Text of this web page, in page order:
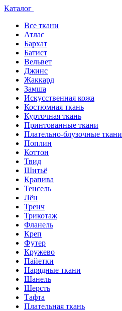
Каталог
Все ткани
Атлас
Бархат
Батист
Вельвет
Джинс
Жаккард
Замша
Искусственная кожа
Костюмная ткань
Курточная ткань
Принтованные ткани
Плательно-блузочные ткани
Поплин
Коттон
Твид
Шитьё
Крапива
Тенсель
Лён
Тренч
Трикотаж
Фланель
Креп
Футер
Кружево
Пайетки
Нарядные ткани
Шанель
Шерсть
Тафта
Плательная ткань